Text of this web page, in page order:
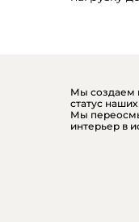
Мы создаем
статус
Мы
интерьер в